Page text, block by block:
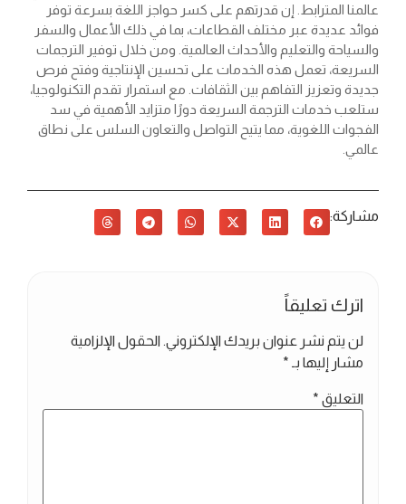
عالمنا المترابط. إن قدرتهم على كسر حواجز اللغة بسرعة توفر
فوائد عديدة عبر مختلف القطاعات، بما في ذلك الأعمال والسفر
والسياحة والتعليم والأحداث العالمية. ومن خلال توفير الترجمات
السريعة، تعمل هذه الخدمات على تحسين الإنتاجية وفتح فرص
جديدة وتعزيز التفاهم بين الثقافات. مع استمرار تقدم التكنولوجيا،
ستلعب خدمات الترجمة السريعة دورًا متزايد الأهمية في سد
الفجوات اللغوية، مما يتيح التواصل والتعاون السلس على نطاق
عالمي.
مشاركة:
اترك تعليقاً
لن يتم نشر عنوان بريدك الإلكتروني. الحقول الإلزامية
مشار إليها بـ *
التعليق *